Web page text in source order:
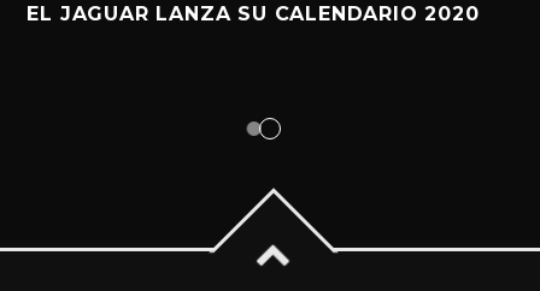
EL JAGUAR LANZA SU CALENDARIO 2020